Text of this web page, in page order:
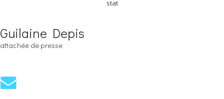
stat
Guilaine Depis
attachée de presse